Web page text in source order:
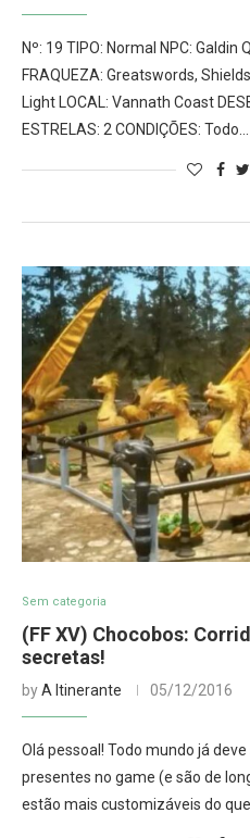
Nº: 19 TIPO: Normal NPC: Galdin
FRAQUEZA: Greatswords,
Light LOCAL: Vannath Coast
ESTRELAS: 2 CONDIÇÕES: Todo…
Sem categoria
(FF XV) Chocobos:
secretas!
byA Itinerante 05/12/2016
Olá pessoal! Todo mundo já
presentes no game (e são de
estão mais customizáveis do